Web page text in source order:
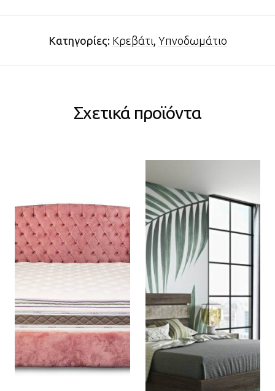
Κατηγορίες: Κρεβάτι, Υπνοδωμάτιο
Σχετικά προϊόντα